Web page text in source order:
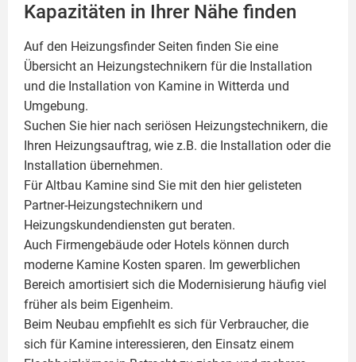
Kapazitäten in Ihrer Nähe finden
Auf den Heizungsfinder Seiten finden Sie eine
Übersicht an Heizungstechnikern für die Installation
und die Installation von Kamine in Witterda und
Umgebung.
Suchen Sie hier nach seriösen Heizungstechnikern, die
Ihren Heizungsauftrag, wie z.B. die Installation oder die
Installation übernehmen.
Für Altbau Kamine sind Sie mit den hier gelisteten
Partner-Heizungstechnikern und
Heizungskundendiensten gut beraten.
Auch Firmengebäude oder Hotels können durch
moderne Kamine Kosten sparen. Im gewerblichen
Bereich amortisiert sich die Modernisierung häufig viel
früher als beim Eigenheim.
Beim Neubau empfiehlt es sich für Verbraucher, die
sich für Kamine interessieren, den Einsatz einem